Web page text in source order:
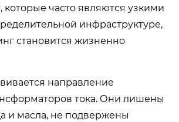
которые часто являются узкими
инфраструктуре,
становится жизненно
направление
тока. Они лишены
и масла, не подвержены